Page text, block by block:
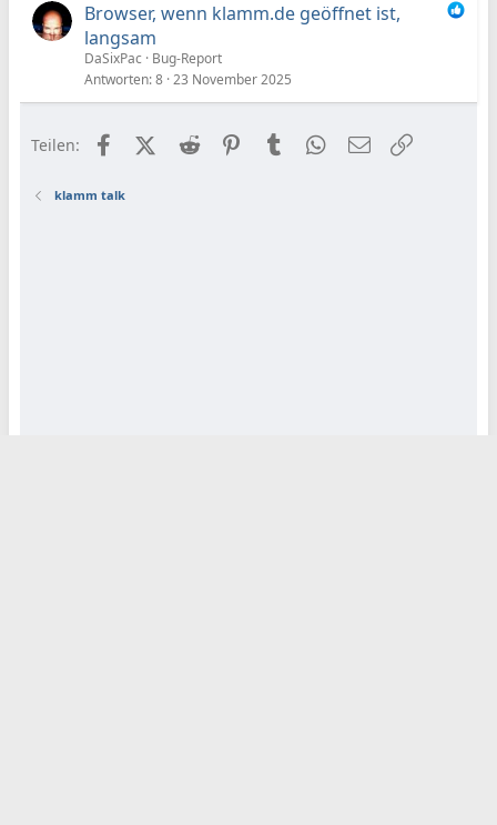
Browser, wenn klamm.de geöffnet ist,
langsam
DaSixPac Bug-Report
Antworten 8 23 November 2025
Teilen: FacebookX (Twitter)
Reddit PinterestTumblr WhatsApp
E-Mail
klamm talk